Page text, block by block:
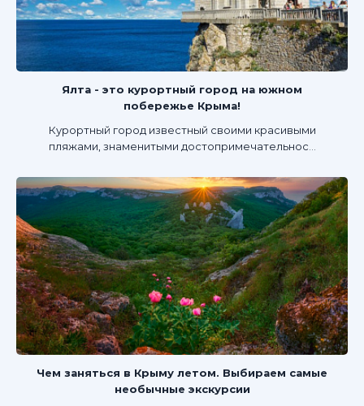
Ялта - это курортный город на южном
побережье Крыма!
Курортный город известный своими красивыми
пляжами, знаменитыми достопримечательнос...
Чем заняться в Крыму летом. Выбираем самые
необычные экскурсии